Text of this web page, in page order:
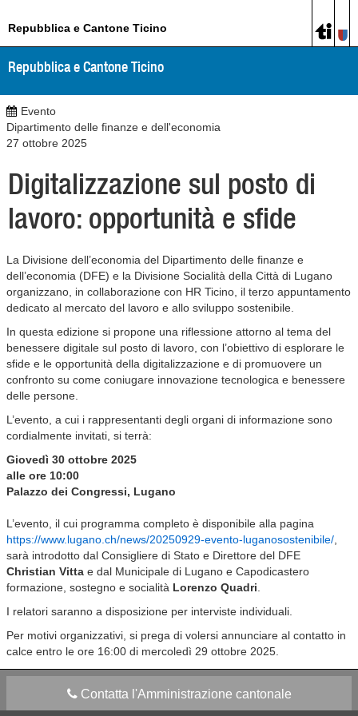
Repubblica e Cantone Ticino
Repubblica e Cantone Ticino
Evento
Dipartimento delle finanze e dell'economia
27 ottobre 2025
Digitalizzazione sul posto di
lavoro: opportunità e sfide
La Divisione dell’economia del Dipartimento delle finanze e
dell’economia (DFE) e la Divisione Socialità della Città di Lugano
organizzano, in collaborazione con HR Ticino, il terzo appuntamento
dedicato al mercato del lavoro e allo sviluppo sostenibile.
In questa edizione si propone una riflessione attorno al tema del
benessere digitale sul posto di lavoro, con l’obiettivo di esplorare le
sfide e le opportunità della digitalizzazione e di promuovere un
confronto su come coniugare innovazione tecnologica e benessere
delle persone.
L’evento, a cui i rappresentanti degli organi di informazione sono
cordialmente invitati, si terrà:
Giovedì 30 ottobre 2025
alle ore 10:00
Palazzo dei Congressi, Lugano
L’evento, il cui programma completo è disponibile alla pagina
https://www.lugano.ch/news/20250929-evento-luganosostenibile/
sarà introdotto dal Consigliere di Stato e Direttore del DFE
Christian Vitta e dal Municipale di Lugano e Capodicastero
formazione, sostegno e socialità Lorenzo Quadri
I relatori saranno a disposizione per interviste individuali.
Per motivi organizzativi, si prega di volersi annunciare al contatto in
calce entro le ore 16:00 di mercoledì 29 ottobre 2025.
Contatta l'Amministrazione cantonale